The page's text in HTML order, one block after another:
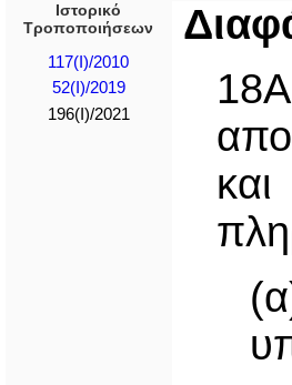
Ιστορικό
Τροποποιήσεων
117(I)/2010
52(I)/2019
196(I)/2021